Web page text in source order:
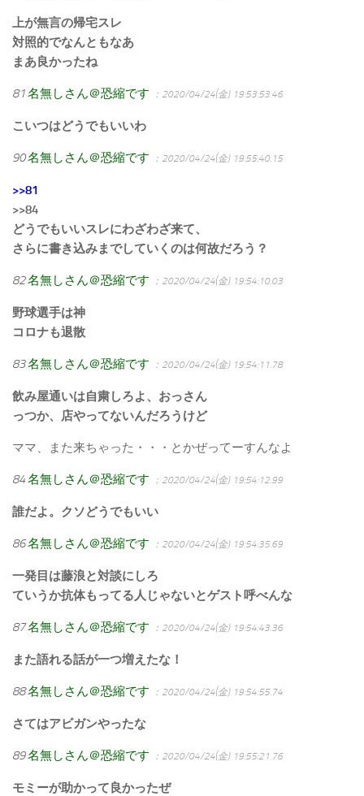
上が無言の帰宅スレ
対照的でなんともなあ
まあ良かったね
81名無しさん＠恐縮です ：2020/04/24(金) 19:53:53.46
こいつはどうでもいいわ
90名無しさん＠恐縮です ：2020/04/24(金) 19:55:40.15
>>81
>>84
どうでもいいスレにわざわざ来て、
さらに書き込みまでしていくのは何故だろう？
82名無しさん＠恐縮です ：2020/04/24(金) 19:54:10.03
野球選手は神
コロナも退散
83名無しさん＠恐縮です ：2020/04/24(金) 19:54:11.78
飲み屋通いは自粛しろよ、おっさん
っつか、店やってないんだろうけど
ママ、また来ちゃった・・・とかぜってーすんなよ
84名無しさん＠恐縮です ：2020/04/24(金) 19:54:12.99
誰だよ。クソどうでもいい
86名無しさん＠恐縮です ：2020/04/24(金) 19:54:35.69
一発目は藤浪と対談にしろ
ていうか抗体もってる人じゃないとゲスト呼べんな
87名無しさん＠恐縮です ：2020/04/24(金) 19:54:43.36
また語れる話が一つ増えたな！
88名無しさん＠恐縮です ：2020/04/24(金) 19:54:55.74
さてはアビガンやったな
89名無しさん＠恐縮です ：2020/04/24(金) 19:55:21.76
モミーが助かって良かったぜ